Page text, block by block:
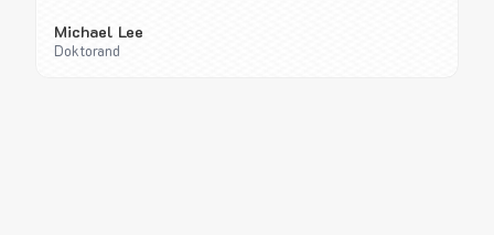
Michael Lee
Doktorand